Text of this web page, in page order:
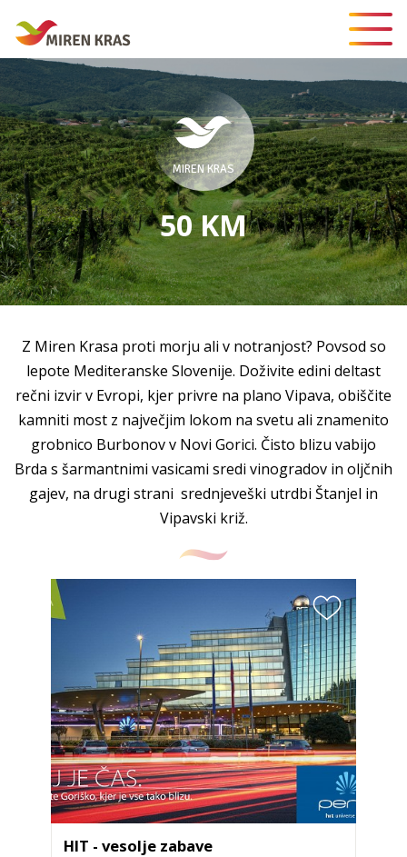
MIREN KRAS
50 KM
Z Miren Krasa proti morju ali v notranjost? Povsod so
lepote Mediteranske Slovenije. Doživite edini deltast
rečni izvir v Evropi, kjer privre na plano Vipava, obiščite
kamniti most z največjim lokom na svetu ali znamenito
grobnico Burbonov v Novi Gorici. Čisto blizu vabijo
Brda s šarmantnimi vasicami sredi vinogradov in oljčnih
gajev, na drugi strani srednjeveški utrdbi Štanjel in
Vipavski križ.
HIT - vesolje zabave